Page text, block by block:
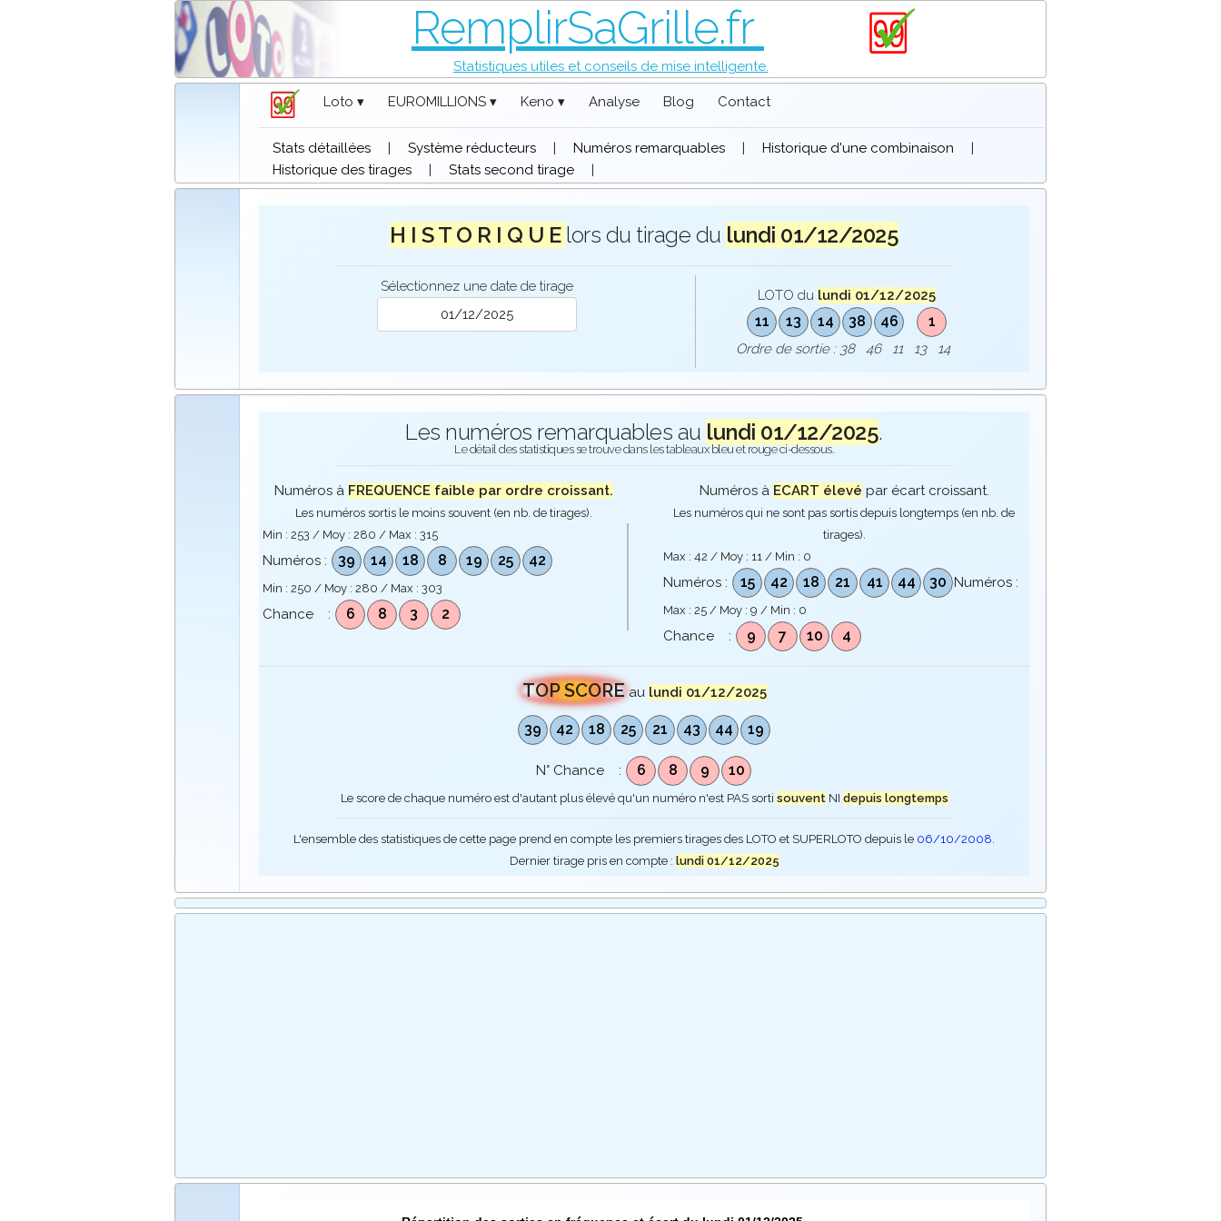
RemplirSaGrille.fr
Statistiques utiles et conseils de mise intelligente.
Loto ▾ EUROMILLIONS ▾ Keno ▾ Analyse Blog Contact
Stats détaillées | Système réducteurs | Numéros remarquables | Historique d'une combinaison
|
Historique des tirages
| Stats second tirage |
H I S T O R I Q U E lors du tirage du lundi 01/12/2025
Sélectionnez une date de tirage
LOTO du lundi 01/12/2025
11 13 14 38 46 1
Ordre de sortie : 38 46 11 13 14
Les numéros remarquables au lundi 01/12/2025.
Le détail des statistiques se trouve dans les tableaux bleu et rouge ci-dessous.
Numéros à FREQUENCE faible par ordre croissant.
Les numéros sortis le moins souvent (en nb. de tirages).
Min :253 / Moy :280 / Max :315
Numéros : 39 14 18 8 19 25 42
Min :250 / Moy :280 / Max :303
Chance : 6 8 3 2
Numéros à ECART élevé par écart croissant.
Les numéros qui ne sont pas sortis depuis longtemps (en nb. de
tirages).
Max : 42 / Moy : 11 / Min : 0
Numéros : 15 42 18 21 41 44 30 Numéros :
Max : 25 / Moy : 9 / Min : 0
Chance : 9 7 10 4
TOP SCORE au lundi 01/12/2025
39 42 18 25 21 43 44 19
N° Chance : 6 8 9 10
Le score de chaque numéro est d'autant plus élevé qu'un numéro n'est PAS sorti souventNI depuis longtemps
L'ensemble des statistiques de cette page prend en compte les premiers tirages des LOTO et SUPERLOTO depuis le 06/10/2008.
Dernier tirage pris en compte : lundi 01/12/2025